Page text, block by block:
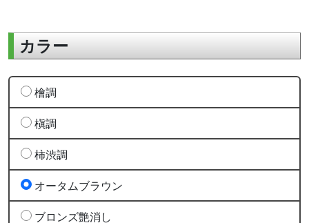
カラー
檜調
槇調
柿渋調
オータムブラウン
ブロンズ艶消し